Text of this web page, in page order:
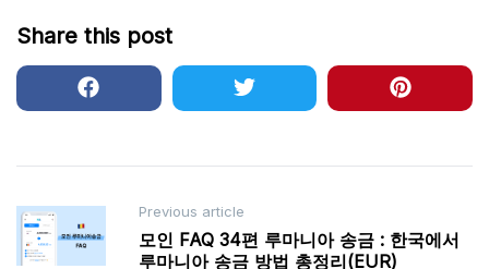
Share this post
Post
navigation
Previous article
모인 FAQ 34편 루마니아 송금 : 한국에서
루마니아 송금 방법 총정리(EUR)